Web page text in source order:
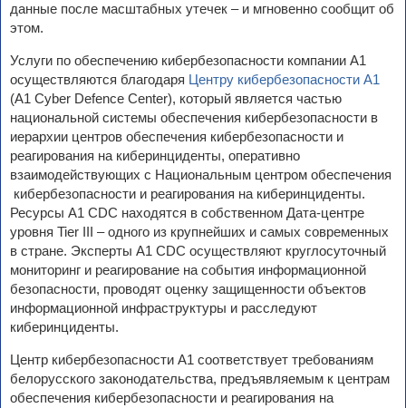
данные после масштабных утечек – и мгновенно сообщит об
этом.
Услуги по обеспечению кибербезопасности компании А1
осуществляются благодаря Центру кибербезопасности А1
(A1 Cyber Defence Center), который является частью
национальной системы обеспечения кибербезопасности в
иерархии центров обеспечения кибербезопасности и
реагирования на киберинциденты, оперативно
взаимодействующих с Национальным центром обеспечения
кибербезопасности и реагирования на киберинциденты.
Ресурсы A1 CDC находятся в собственном Дата-центре
уровня Tier III – одного из крупнейших и самых современных
в стране. Эксперты A1 CDC осуществляют круглосуточный
мониторинг и реагирование на события информационной
безопасности, проводят оценку защищенности объектов
информационной инфраструктуры и расследуют
киберинциденты.
Центр кибербезопасности А1 соответствует требованиям
белорусского законодательства, предъявляемым к центрам
обеспечения кибербезопасности и реагирования на